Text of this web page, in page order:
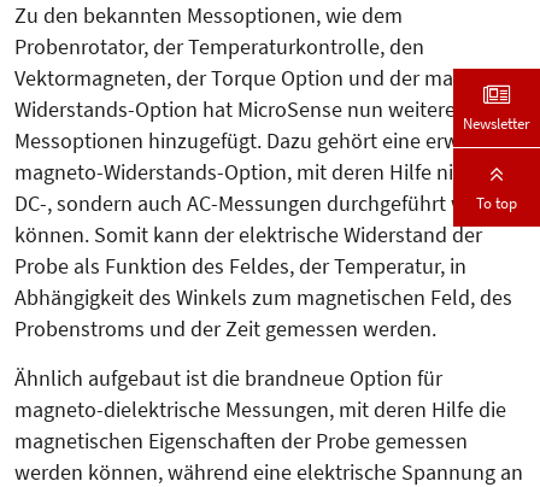
Zu den bekannten Messoptionen, wie dem
Probenrotator, der Temperaturkontrolle, den
Vektormagneten, der Torque Option und der magneto-
Widerstands-Option hat MicroSense nun weitere neue
Messoptionen hinzugefügt. Dazu gehört eine erweiterte
magneto-Widerstands-Option, mit deren Hilfe nicht nur
DC-, sondern auch AC-Messungen durchgeführt werden
können. Somit kann der elektrische Widerstand der
Probe als Funktion des Feldes, der Temperatur, in
Abhängigkeit des Winkels zum magnetischen Feld, des
Probenstroms und der Zeit gemessen werden.
Ähnlich aufgebaut ist die brandneue Option für
magneto-dielektrische Messungen, mit deren Hilfe die
magnetischen Eigenschaften der Probe gemessen
werden können, während eine elektrische Spannung an
Newsletter
To top